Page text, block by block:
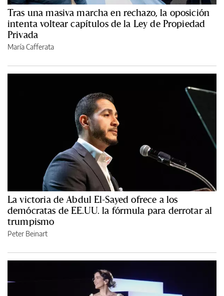
Tras una masiva marcha en rechazo, la oposición
intenta voltear capítulos de la Ley de Propiedad
Privada
María Cafferata
La victoria de Abdul El-Sayed ofrece a los
demócratas de EE.UU. la fórmula para derrotar al
trumpismo
Peter Beinart